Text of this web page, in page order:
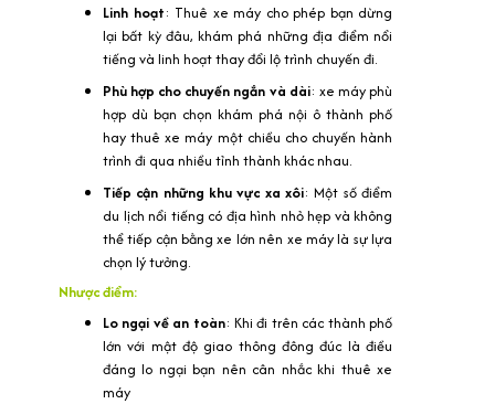
Linh hoạt: Thuê xe máy cho phép bạn dừng
lại bất kỳ đâu, khám phá những địa điểm nổi
tiếng và linh hoạt thay đổi lộ trình chuyến đi.
Phù hợp cho chuyến ngắn và dài: xe máy phù
hợp dù bạn chọn khám phá nội ô thành phố
hay thuê xe máy một chiều cho chuyến hành
trình đi qua nhiều tỉnh thành khác nhau.
Tiếp cận những khu vực xa xôi: Một số điểm
du lịch nổi tiếng có địa hình nhỏ hẹp và không
thể tiếp cận bằng xe lớn nên xe máy là sự lựa
chọn lý tưởng.
Nhược điểm:
Lo ngại về an toàn: Khi đi trên các thành phố
lớn với mật độ giao thông đông đúc là điều
đáng lo ngại bạn nên cân nhắc khi thuê xe
máy